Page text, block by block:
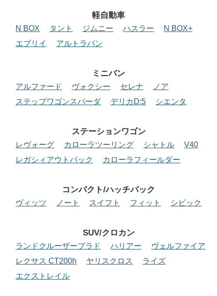
軽自動車
N BOX タント ジムニー ハスラー
N BOX+
エブリイ
アルトラバン
ミニバン
アルファード ヴォクシー セレナ
ノア
ステップワゴンスパーダ
デリカD:5 シエンタ
ステーションワゴン
レヴォーグ カローラツーリング シャトル
V40
レガシィアウトバック
カローラフィールダー
コンパクト/ハッチバック
ヴィッツ ノート スイフト フィット シビック
SUV/クロカン
ランドクルーザープラド ハリアー
ヴェルファイア
レクサス CT200h
ヤリスクロス
ライズ
エクストレイル